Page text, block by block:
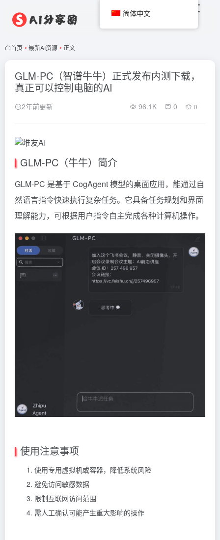
首页 • 最新AI资源 • 正文
GLM-PC（智谱牛牛）正式发布内测下载，
真正可以控制电脑的AI
2年前更新 96.1K 0 0
GLM-PC（牛牛）简介
GLM-PC 是基于CogAgent模型的桌面应用，能通过自
然语言指令快速执行复杂任务。它具备任务规划和界面
理解能力，可根据用户指令自主完成各种计算机操作。
使用注意事项
使用专用虚拟机或容器，降低系统风险
避免访问敏感数据
限制互联网访问范围
需人工确认可能产生重大影响的操作
简体中文